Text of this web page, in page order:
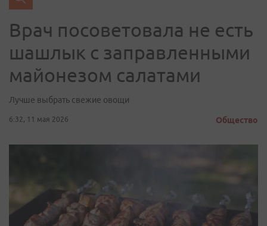
Врач посоветовала не есть
шашлык с заправленными
майонезом салатами
Лучше выбрать свежие овощи
6:32, 11 мая 2026 Общество